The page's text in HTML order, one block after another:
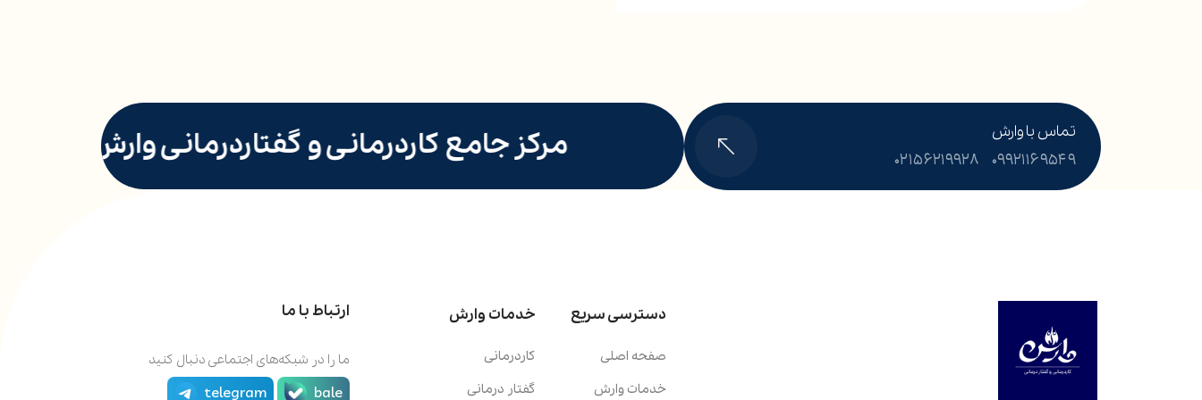
تماس با وارش
۰۲۱۵۶۲۱۹۹۲۸
۰۹۹۲۱۱۶۹۵۴۹ مرکز جامع کاردرمانی و گفتاردرمانی وارش پرند
دسترسی سریع
صفحه اصلی
خدمات وارش
خدمات وارش
کاردرمانی
گفتار درمانی
ارتباط با ما
ما را در شبکه‌های اجتماعی دنبال کنید
bale
telegram